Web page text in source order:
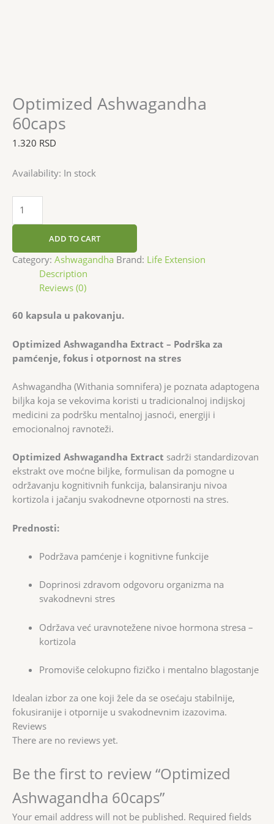
Optimized Ashwagandha
60caps
1.320 RSD
Availability: In stock
ADD TO CART
Category: Ashwagandha Brand: Life Extension
Description
Reviews (0)
60 kapsula u pakovanju.
Optimized Ashwagandha Extract – Podrška za
pamćenje, fokus i otpornost na stres
Ashwagandha (Withania somnifera) je poznata adaptogena
biljka koja se vekovima koristi u tradicionalnoj indijskoj
medicini za podršku mentalnoj jasnoći, energiji i
emocionalnoj ravnoteži.
Optimized Ashwagandha Extract sadrži standardizovan
ekstrakt ove moćne biljke, formulisan da pomogne u
održavanju kognitivnih funkcija, balansiranju nivoa
kortizola i jačanju svakodnevne otpornosti na stres.
Prednosti:
Podržava pamćenje i kognitivne funkcije
Doprinosi zdravom odgovoru organizma na
svakodnevni stres
Održava već uravnotežene nivoe hormona stresa –
kortizola
Promoviše celokupno fizičko i mentalno blagostanje
Idealan izbor za one koji žele da se osećaju stabilnije,
fokusiranije i otpornije u svakodnevnim izazovima.
Reviews
There are no reviews yet.
Be the first to review “Optimized
Ashwagandha 60caps”
Your email address will not be published. Required fields